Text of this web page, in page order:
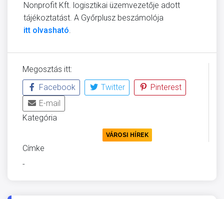
Nonprofit Kft. logisztikai üzemvezetője adott
tájékoztatást. A Győrplusz beszámolója
itt olvasható.
Megosztás itt:
Facebook
Twitter
Pinterest
E-mail
Kategória
VÁROSI HÍREK
Címke
-